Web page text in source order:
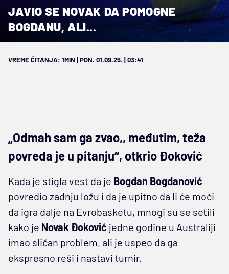
JAVIO SE NOVAK DA POMOGNE
BOGDANU, ALI...
VREME ČITANJA: 1MIN | PON. 01.09.25. | 03:41
„Odmah sam ga zvao,, međutim, teža
povreda je u pitanju“, otkrio Đoković
Kada je stigla vest da je Bogdan Bogdanović
povredio zadnju ložu i da je upitno da li će moći
da igra dalje na Evrobasketu, mnogi su se setili
kako je Novak Đoković jedne godine u Australiji
imao sličan problem, ali je uspeo da ga
ekspresno reši i nastavi turnir.